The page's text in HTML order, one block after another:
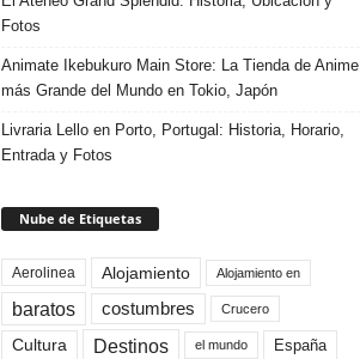
Fotos
Animate Ikebukuro Main Store: La Tienda de Anime
más Grande del Mundo en Tokio, Japón
Livraria Lello en Porto, Portugal: Historia, Horario,
Entrada y Fotos
Nube de Etiquetas
Aerolinea Alojamiento Alojamiento en
baratos costumbres Crucero
Cultura Destinos el mundo España